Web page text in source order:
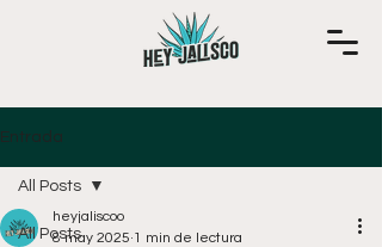
Entrada
All Posts
All Posts
heyjaliscoo
8 may 2025 1 min de lectura